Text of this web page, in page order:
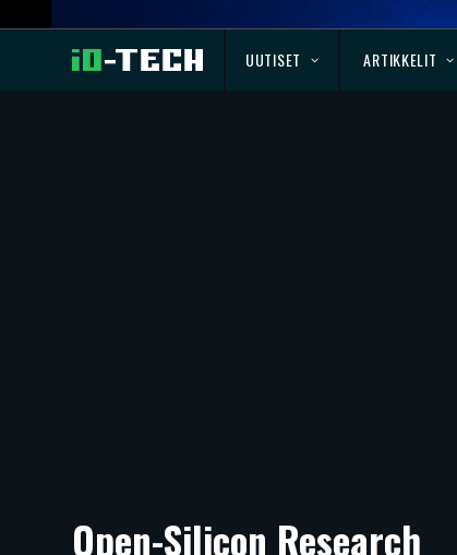
UUTISET ARTIKKELIT
Open-Silicon Research